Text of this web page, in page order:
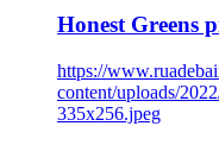
Honest Greens
https://
content/uploads/
335x256.jpeg